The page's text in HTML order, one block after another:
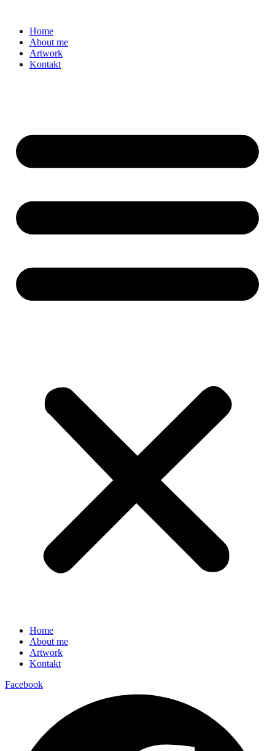
springenHome
About me
Artwork
Kontakt
Home
About me
Artwork
Kontakt
Facebook